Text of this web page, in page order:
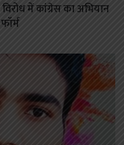
में कांग्रेस का अभियान